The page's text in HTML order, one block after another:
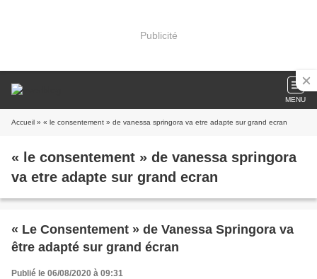
Publicité
MENU
Accueil » « le consentement » de vanessa springora va etre adapte sur grand ecran
« le consentement » de vanessa springora
va etre adapte sur grand ecran
« Le Consentement » de Vanessa Springora va
être adapté sur grand écran
Publié le 06/08/2020 à 09:31